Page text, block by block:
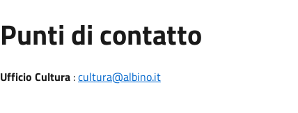
Punti di contatto
Ufficio Cultura:cultura@albino.it